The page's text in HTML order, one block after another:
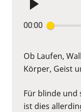
00:00
Ob Laufen,
Körper, Geist
Für blinde und
ist dies